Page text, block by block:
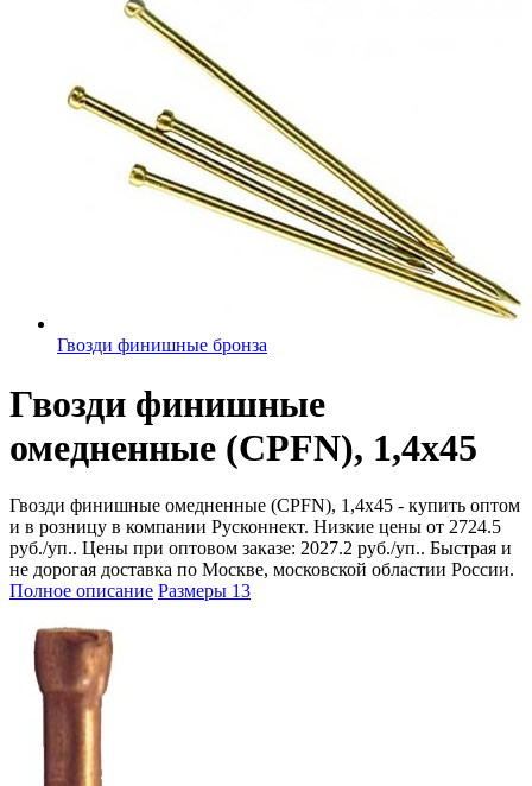
Гвозди финишные бронза
Гвозди финишные
омедненные (CPFN), 1,4x45
Гвозди финишные омедненные (CPFN), 1,4x45 - купить оптом
и в розницу в компании Русконнект. Низкие цены от 2724.5
руб./уп.. Цены при оптовом заказе: 2027.2 руб./уп.. Быстрая и
не дорогая доставка по Москве, московской областии России.
Полное описание Размеры 13